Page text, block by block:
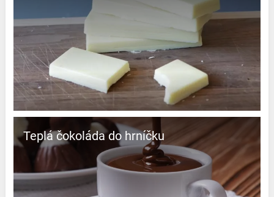
Teplá čokoláda do hrníčku